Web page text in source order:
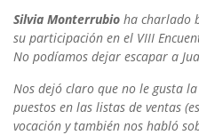
Silvia Monterrubio ha charlado
su participación en el VIII
No podíamos dejar escapar a
Nos dejó claro que no le gusta
puestos en las listas de ventas
vocación y también nos habló